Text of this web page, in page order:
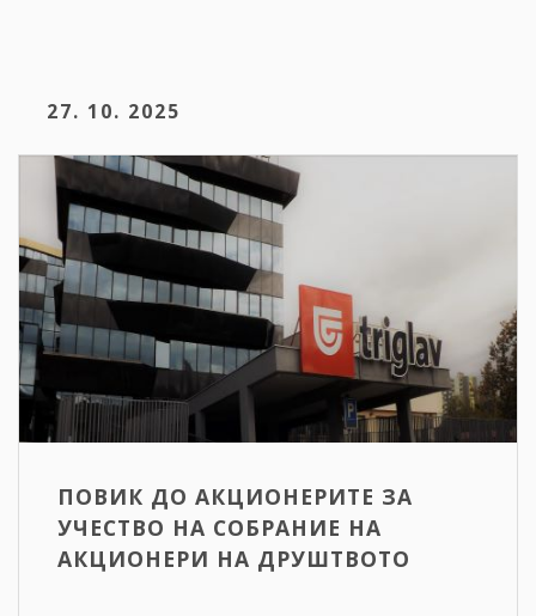
27. 10. 2025
ПОВИК ДО АКЦИОНЕРИТЕ ЗА
УЧЕСТВО НА СОБРАНИЕ НА
АКЦИОНЕРИ НА ДРУШТВОТО